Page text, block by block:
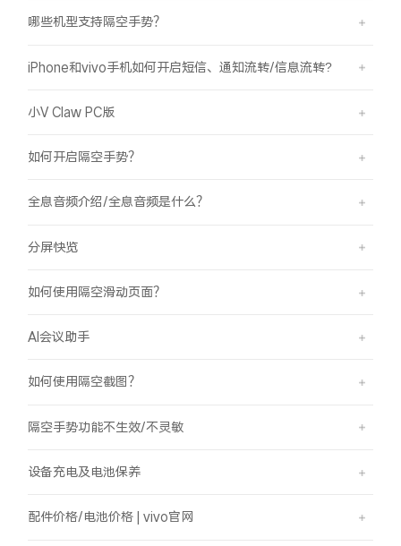
哪些机型支持隔空手势？
iPhone和vivo手机如何开启短信、通知流转/信息流转?
小V Claw PC版
如何开启隔空手势？
全息音频介绍/全息音频是什么？
分屏快览
如何使用隔空滑动页面？
AI会议助手
如何使用隔空截图？
隔空手势功能不生效/不灵敏
设备充电及电池保养
配件价格/电池价格 | vivo官网